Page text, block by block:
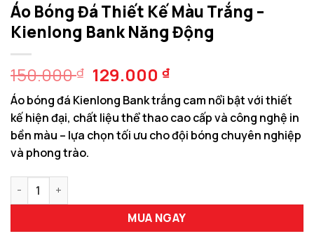
Áo Bóng Đá Thiết Kế Màu Trắng –
Kienlong Bank Năng Động
150.000₫ Giá
gốc
là:
150.000 ₫.
129.000₫Giá
tại
là:
129.000 ₫.
Áo bóng đá Kienlong Bank trắng cam nổi bật với thiết
kế hiện đại, chất liệu thể thao cao cấp và công nghệ in
bền màu – lựa chọn tối ưu cho đội bóng chuyên nghiệp
và phong trào.
Áo Bóng Đá Thiết Kế Màu Trắng – Kienlong Bank Năng Động
MUA NGAY